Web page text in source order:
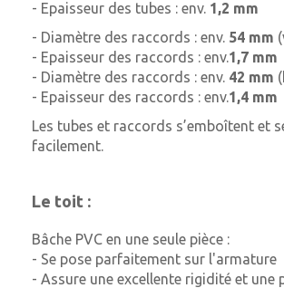
- Epaisseur des tubes : env. 1,2 mm
- Diamètre des raccords : env. 54 mm
- Epaisseur des raccords : env.1,7 mm
- Diamètre des raccords : env. 42 mm
- Epaisseur des raccords : env.1,4 mm
Les tubes et raccords s’emboîtent et
facilement.
Le toit :
Bâche PVC en une seule pièce :
- Se pose parfaitement sur l'armature
- Assure une excellente rigidité et une